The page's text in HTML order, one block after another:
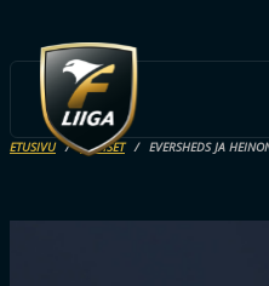
ETUSIVU UUTISET EVERSHEDS JA